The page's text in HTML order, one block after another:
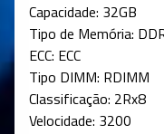
Capacidade: 32GB
Tipo de Memória:
ECC: ECC
Tipo DIMM: RDIMM
Classificação: 2Rx8
Velocidade: 3200